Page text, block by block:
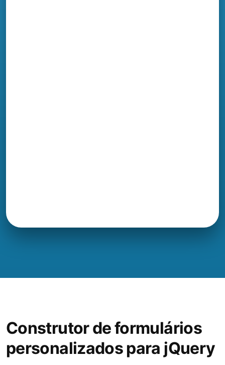
Construtor de formulários
personalizados para jQuery